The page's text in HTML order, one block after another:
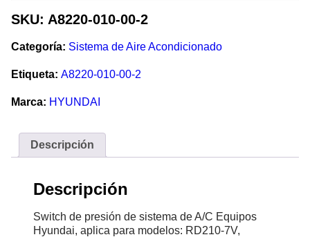
SKU: A8220-010-00-2
Categoría: Sistema de Aire Acondicionado
Etiqueta: A8220-010-00-2
Marca: HYUNDAI
Descripción
Descripción
Switch de presión de sistema de A/C Equipos
Hyundai, aplica para modelos: RD210-7V,